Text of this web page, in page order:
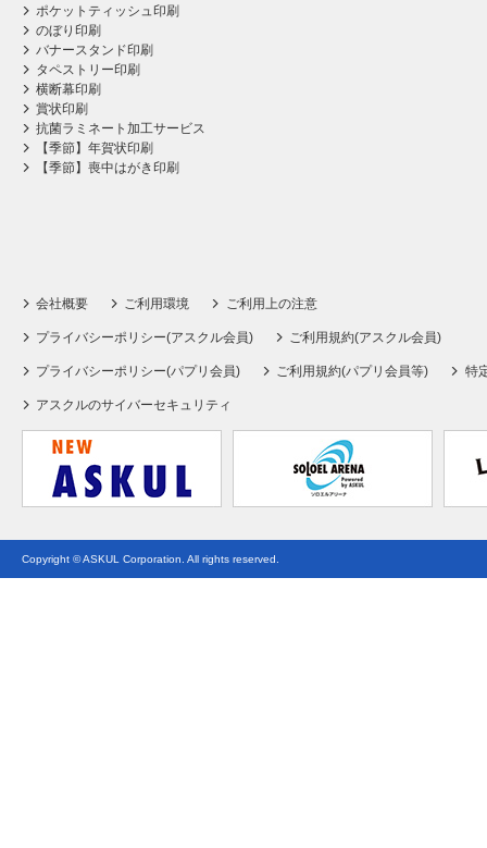
ポケットティッシュ印刷
のぼり印刷
バナースタンド印刷
タペストリー印刷
横断幕印刷
賞状印刷
抗菌ラミネート加工サービス
【季節】年賀状印刷
【季節】喪中はがき印刷
会社概要 ご利用環境 ご利用上の注意
プライバシーポリシー(アスクル会員) ご利用規約(アスクル会員)
プライバシーポリシー(パプリ会員) ご利用規約(パプリ会員等) 特
アスクルのサイバーセキュリティ
Copyright © ASKUL Corporation. All rights reserved.